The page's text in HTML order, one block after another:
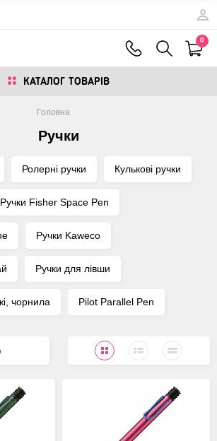
0
КАТАЛОГ ТОВАРIВ
Головна
Ручки
Ролерні ручки Кулькові ручки
Ручки Fisher Space Pen
Ручки Kaweco
Ручки для лівши
чорнила Pilot Parallel Pen